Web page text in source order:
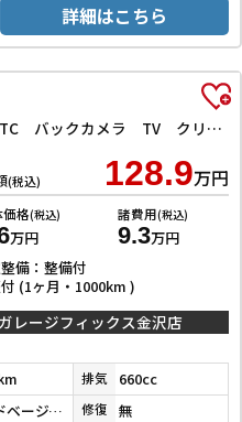
詳細はこちら
G 4WD ドライブレコーダー ETC バックカメラ TV クリアランスソナー レーンアシスト 衝突被害軽減システム オートライト LEDヘッドランプ ヘッドライトウォッシャー スマートキー
(税込) 128.9万円
価格(税込)
万円
諸費用(税込)
9.3万円
備：整備付
(1ヶ月・1000km )
ガレージフィックス金沢店
排気 660cc
サンドベージュメタリック 修復 無